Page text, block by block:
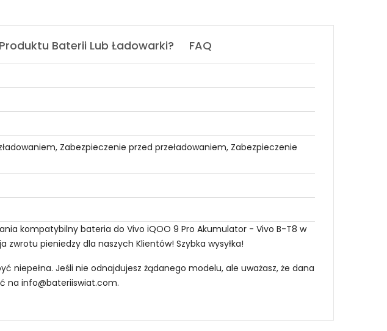
Baterii Lub Ładowarki? FAQ
Zabezpieczenie przed przeładowaniem, Zabezpieczenie
kompatybilny bateria do Vivo iQOO 9 Pro Akumulator - Vivo B-T8 w
pieniedzy dla naszych Klientów! Szybka wysyłka!
niepełna. Jeśli nie odnajdujesz żądanego modelu, ale uważasz, że dana
na info@bateriiswiat.com.